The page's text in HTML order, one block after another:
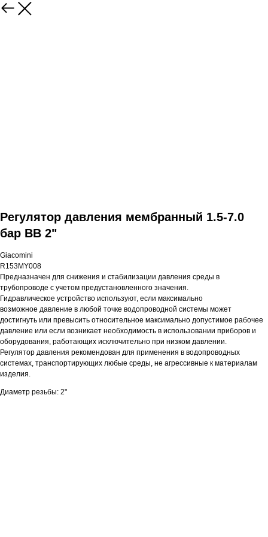
Регулятор давления мембранный 1.5-7.0
бар ВВ 2"
Giacomini
R153MY008
Предназначен для снижения и стабилизации давления среды в
трубопроводе с учетом предустановленного значения.
Гидравлическое устройство используют, если максимально
возможное давление в любой точке водопроводной системы может
достигнуть или превысить относительное максимально допустимое рабочее
давление или если возникает необходимость в использовании приборов и
оборудования, работающих исключительно при низком давлении.
Регулятор давления рекомендован для применения в водопроводных
системах, транспортирующих любые среды, не агрессивные к материалам
изделия.
Диаметр резьбы: 2"